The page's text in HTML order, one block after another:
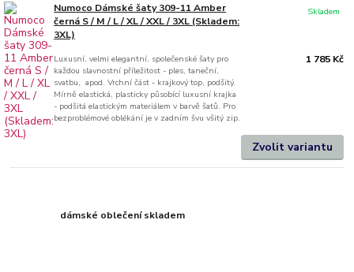
Numoco Dámské šaty 309-11 Amber
černá S / M / L / XL / XXL / 3XL (Skladem:
3XL)
Luxusní, velmi elegantní, společenské šaty pro
každou slavnostní příležitost - ples, taneční,
svatbu, apod. Vrchní část - krajkový top, podšitý.
Mírně elastická, plasticky působící luxusní krajka
- podšitá elastickým materiálem v barvě šatů. Pro
bezproblémové oblékání je v zadním švu všitý zip.
1 785 Kč
Skladem
Zvolit variantu
dámské oblečení skladem